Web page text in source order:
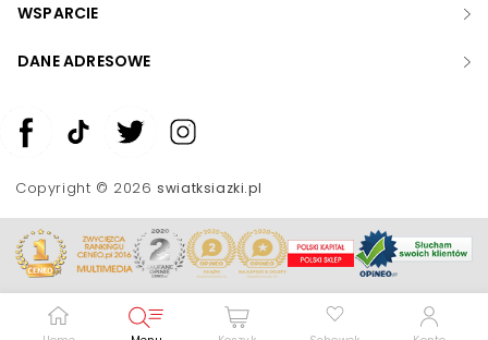
WSPARCIE
DANE ADRESOWE
Copyright © 2026swiatksiazki.pl
Zwiększ rozmiar czcionki
Skala szarości
Podkreślenie linków